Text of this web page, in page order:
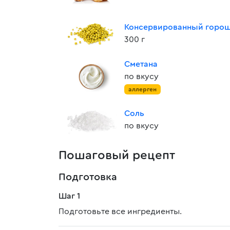
Консервированный
300 г
Сметана
по вкусу
аллерген
Соль
по вкусу
Пошаговый рецепт
Подготовка
Шаг 1
Подготовьте все ингредиенты.